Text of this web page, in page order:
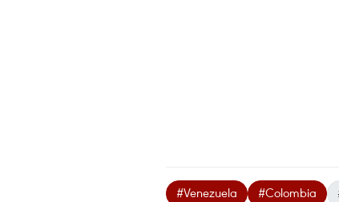
#Venezuela #Colombia